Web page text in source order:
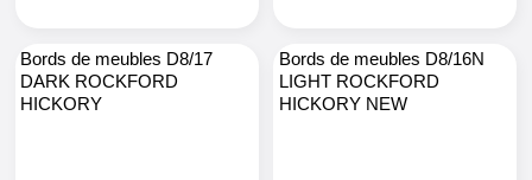
Bords de meubles D8/17
DARK ROCKFORD
HICKORY
Bords de meubles D8/16N
LIGHT ROCKFORD
HICKORY NEW